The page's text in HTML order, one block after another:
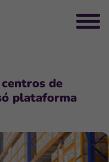
de
plataforma